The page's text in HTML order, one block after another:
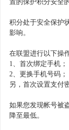
置的保护积分安全
积分处于安全保护
影响。
在联盟进行以下操
1、首次绑定手机；
2、更换手机号码；
另，首次设置支付
如果您发现帐号被
降至最低。